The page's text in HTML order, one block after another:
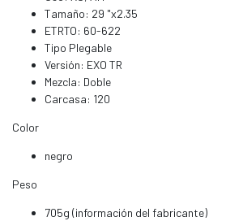
Tamaño: 29 "x2.35
ETRTO: 60-622
Tipo Plegable
Versión: EXO TR
Mezcla: Doble
Carcasa: 120
Color
negro
Peso
705g (información del fabricante)